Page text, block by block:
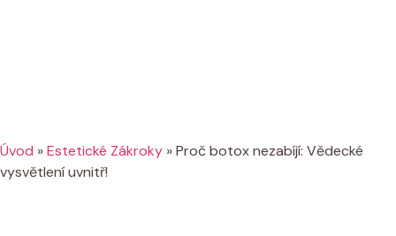
Úvod »Estetické Zákroky »Proč botox nezabíjí: Vědecké
vysvětlení uvnitř!